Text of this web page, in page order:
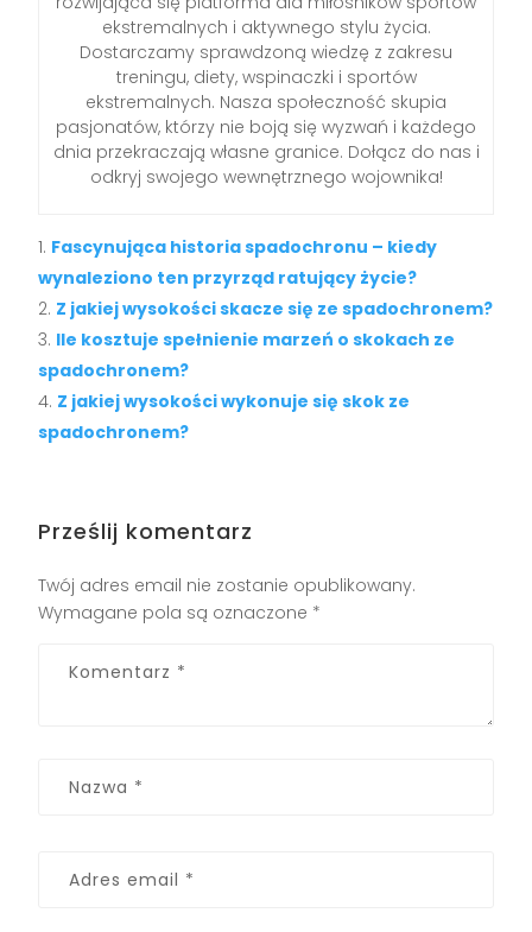
ekstremalnych i aktywnego stylu życia.
Dostarczamy sprawdzoną wiedzę z zakresu
treningu, diety, wspinaczki i sportów
ekstremalnych. Nasza społeczność skupia
pasjonatów, którzy nie boją się wyzwań i każdego
dnia przekraczają własne granice. Dołącz do nas i
odkryj swojego wewnętrznego wojownika!
Fascynująca historia spadochronu – kiedy
wynaleziono ten przyrząd ratujący życie?
Z jakiej wysokości skacze się ze spadochronem?
Ile kosztuje spełnienie marzeń o skokach ze
spadochronem?
Z jakiej wysokości wykonuje się skok ze
spadochronem?
Prześlij komentarz
Twój adres email nie zostanie opublikowany.
Wymagane pola są oznaczone *